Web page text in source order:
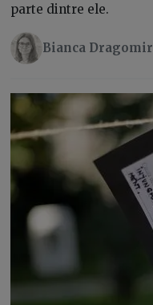
parte dintre ele.
Bianca Dragomir